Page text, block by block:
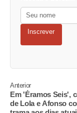
Inscrever
Anterior
Em 'Éramos Seis',
de Lola e Afonso